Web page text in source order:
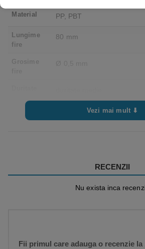
Material PP, PBT
Lungime
fire
80 mm
Filet
3 bucati / cutie
in conformitate cu:
– EU 2023/2006 si revizuiri
Vezi mai mult ⬇
RECENZII
Nu exista inca
Fii primul care adauga o recenzie